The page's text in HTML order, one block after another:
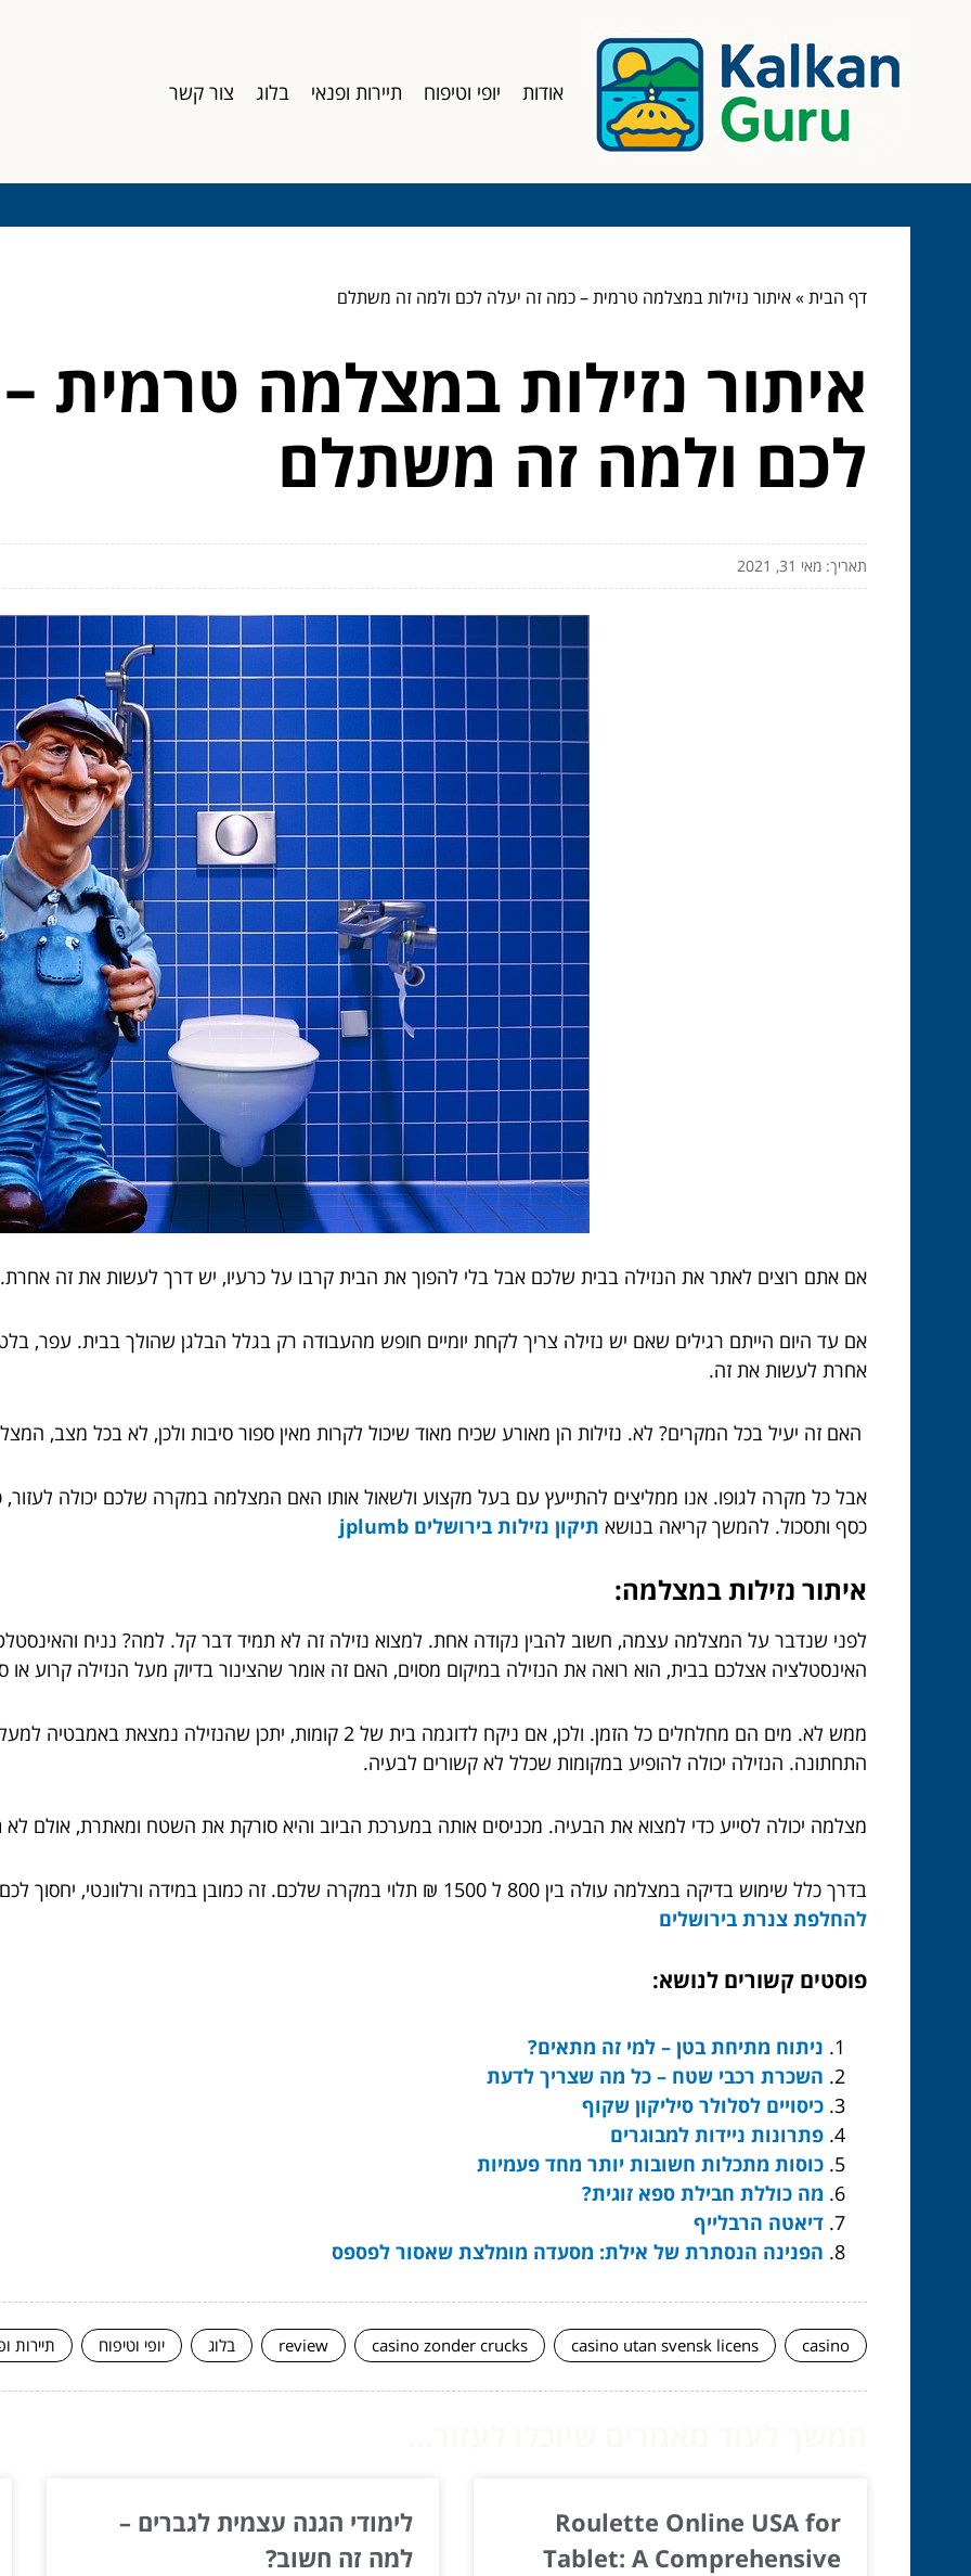
אודות יופי וטיפוח תיירות ופנאי בלוג צור קשר
דף הבית»איתור נזילות במצלמה טרמית – כמה זה יעלה לכם ולמה זה משתלם
איתור נזילות במצלמה טרמית
לכם ולמה זה משתלם
תאריך: מאי 31, 2021
אם אתם רוצים לאתר את הנזילה בבית שלכם אבל בלי להפוך את הבית קרבו על כרעיו, יש דרך לעשות את זה אחרת.
אם עד היום הייתם רגילים שאם יש נזילה צריך לקחת יומיים חופש מהעבודה רק בגלל הבלגן שהולך בבית. עפר,
אחרת לעשות את זה.
האם זה יעיל בכל המקרים? לא. נזילות הן מאורע שכיח מאוד שיכול לקרות מאין ספור סיבות ולכן, לא בכל מצב,
אבל כל מקרה לגופו. אנו ממליצים להתייעץ עם בעל מקצוע ולשאול אותו האם המצלמה במקרה שלכם יכולה לעזור,
כסף ותסכול. להמשך קריאה בנושא תיקון נזילות בירושלים jplumb
איתור נזילות במצלמה:
לפני שנדבר על המצלמה עצמה, חשוב להבין נקודה אחת. למצוא נזילה זה לא תמיד דבר קל. למה? נניח
האינסטלציה אצלכם בבית, הוא רואה את הנזילה במיקום מסוים, האם זה אומר שהצינור בדיוק מעל הנזילה קרוע או
ממש לא. מים הם מחלחלים כל הזמן. ולכן, אם ניקח לדוגמה בית של 2
התחתונה. הנזילה יכולה להופיע במקומות שכלל לא קשורים לבעיה.
מצלמה יכולה לסייע כדי למצוא את הבעיה. מכניסים אותה במערכת הביוב והיא סורקת את השטח ומאתרת, אולם
בדרך כלל שימוש בדיקה במצלמה עולה בין 800 ל 1500 ₪ תלוי במקרה שלכם. זה כמובן במידה ורלוונטי, יחסוך לכם הרבה כסף ומאמץ. למידע בנושא
להחלפת צנרת בירושלים
פוסטים קשורים לנושא:
ניתוח מתיחת בטן – למי זה מתאים?
השכרת רכבי שטח – כל מה שצריך לדעת
כיסויים לסלולר סיליקון שקוף
פתרונות ניידות למבוגרים
כוסות מתכלות חשובות יותר מחד פעמיות
מה כוללת חבילת ספא ​​זוגית?
דיאטה הרבלייף
הפנינה הנסתרת של אילת: מסעדה מומלצת שאסור לפספס
casino
casino utan svensk licens
casino zonder crucks
review בלוג יופי וטיפוח תיירות
Roulette Online USA for
Tablet: A Comprehensive
לימודי הגנה עצמית לגברים –
למה זה חשוב?